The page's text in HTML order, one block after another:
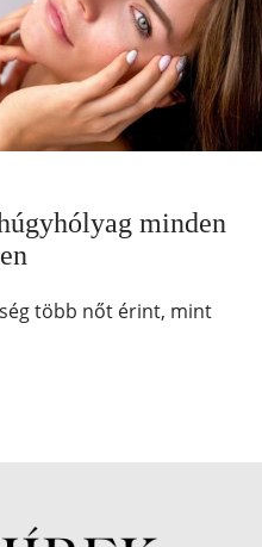
minden
több nőt érint, mint